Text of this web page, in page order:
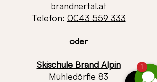
brandnertal.at
Telefon: 0043 559 333
oder
Skischule Brand Alpin
Mühledörfle 83
1